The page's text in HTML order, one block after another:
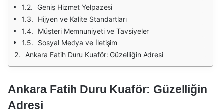
Geniş Hizmet Yelpazesi
Hijyen ve Kalite Standartları
Müşteri Memnuniyeti ve Tavsiyeler
Sosyal Medya ve İletişim
Ankara Fatih Duru Kuaför: Güzelliğin Adresi
Ankara Fatih Duru Kuaför: Güzelliğin
Adresi